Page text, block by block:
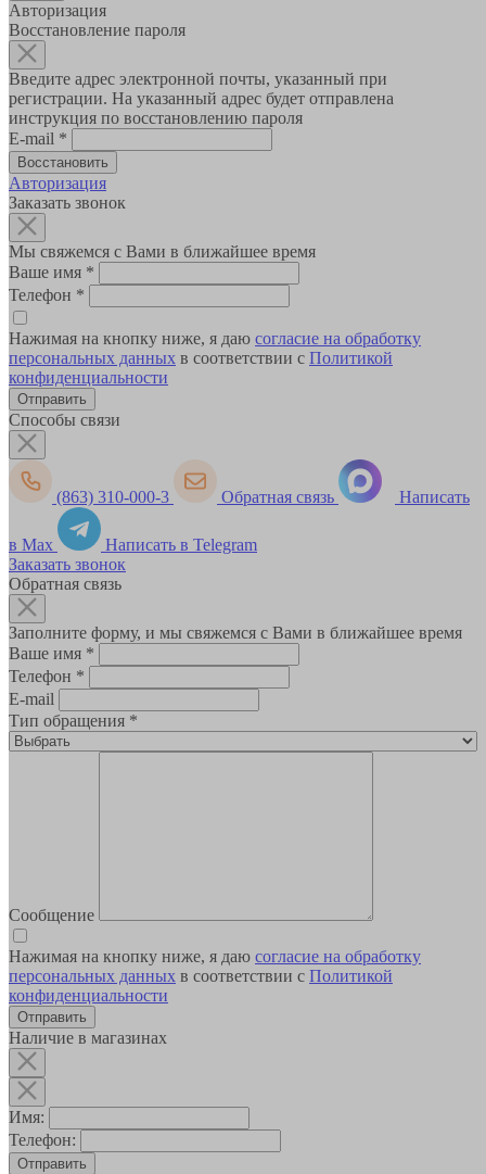
Авторизация
Восстановление пароля
Введите адрес электронной почты, указанный при
регистрации. На указанный адрес будет отправлена
инструкция по восстановлению пароля
E-mail *
Авторизация
Заказать звонок
Мы свяжемся с Вами в ближайшее время
Ваше имя *
Телефон *
Нажимая на кнопку ниже, я даю согласие на обработку
персональных данных в соответствии с Политикой
конфиденциальности
Способы связи
(863) 310-000-3 Обратная связь Написать
в Max
Написать в Telegram
Заказать звонок
Обратная связь
Заполните форму, и мы свяжемся с Вами в ближайшее время
Ваше имя *
Телефон *
E-mail
Тип обращения *
Сообщение
Нажимая на кнопку ниже, я даю согласие на обработку
персональных данных в соответствии с Политикой
конфиденциальности
Наличие в магазинах
Имя:
Телефон:
Отправить